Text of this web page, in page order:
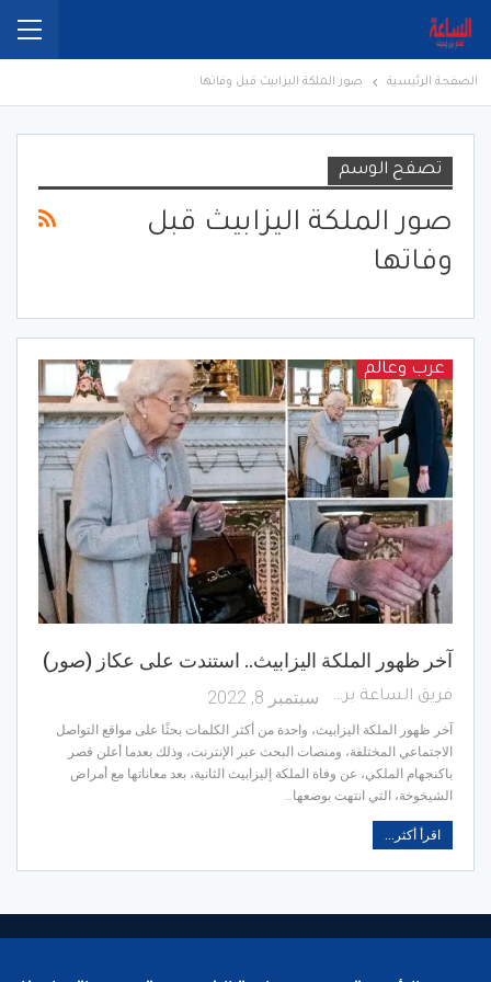
الصفحة الرئيسية صور الملكة اليزابيث قبل وفاتها
تصفح الوسم
صور الملكة اليزابيث قبل
وفاتها
عرب وعالم
آخر ظهور الملكة اليزابيث.. استندت على عكاز (صور)
فريق الساعة برس سبتمبر 8, 2022
آخر ظهور الملكة اليزابيث، واحدة من أكثر الكلمات بحثًا على مواقع التواصل
الاجتماعي المختلفة، ومنصات البحث عبر الإنترنت، وذلك بعدما أعلن قصر
باكنجهام الملكي، عن وفاة الملكة إليزابيث الثانية، بعد معاناتها مع أمراض
الشيخوخة، التي انتهت بوضعها…
اقرأ أكثر...